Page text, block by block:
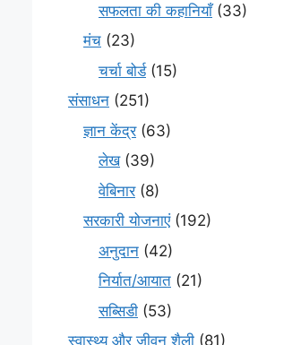
सफलता की कहानियाँ(33)
मंच (23)
चर्चा बोर्ड(15)
संसाधन (251)
ज्ञान केंद्र(63)
लेख(39)
वेबिनार(8)
सरकारी योजनाएं(192)
अनुदान (42)
निर्यात/आयात (21)
सब्सिडी (53)
स्वास्थ्य और जीवन शैली (81)